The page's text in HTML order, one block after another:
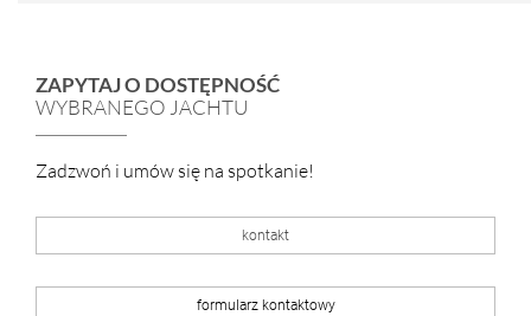
ZAPYTAJ O DOSTĘPNOŚĆ
WYBRANEGO JACHTU
Zadzwoń i umów się na spotkanie!
kontakt
formularz kontaktowy